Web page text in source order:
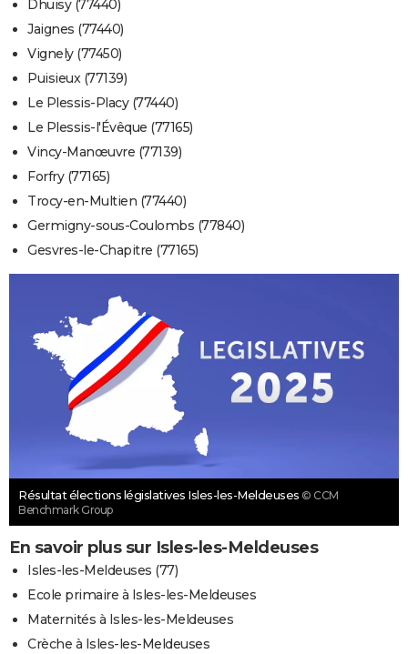
Dhuisy (77440)
Jaignes (77440)
Vignely (77450)
Puisieux (77139)
Le Plessis-Placy (77440)
Le Plessis-l'Évêque (77165)
Vincy-Manœuvre (77139)
Forfry (77165)
Trocy-en-Multien (77440)
Germigny-sous-Coulombs (77840)
Gesvres-le-Chapitre (77165)
Résultat élections législatives Isles-les-Meldeuses © CCM
Benchmark Group
En savoir plus sur Isles-les-Meldeuses
Isles-les-Meldeuses (77)
Ecole primaire à Isles-les-Meldeuses
Maternités à Isles-les-Meldeuses
Crèche à Isles-les-Meldeuses